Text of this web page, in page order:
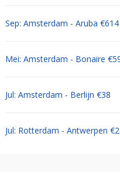
Sep: Amsterdam - Aruba €614
Mei: Amsterdam - Bonaire
Jul: Amsterdam - Berlijn €38
Jul: Rotterdam - Antwerpen